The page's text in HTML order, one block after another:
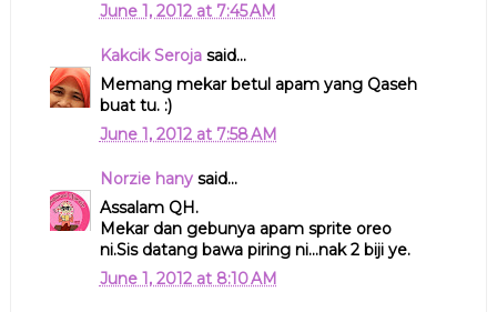
June 1, 2012 at 7:45 AM
Kakcik Serojasaid...
Memang mekar betul apam yang Qaseh
buat tu. :)
June 1, 2012 at 7:58 AM
Norzie hanysaid...
Assalam QH.
Mekar dan gebunya apam sprite oreo
ni.Sis datang bawa piring ni...nak 2 biji ye.
June 1, 2012 at 8:10 AM